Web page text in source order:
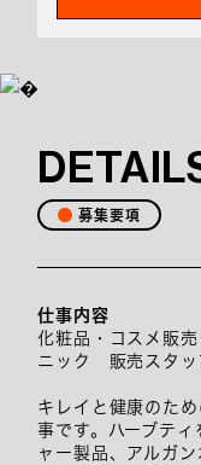
募集要項
仕事内容
化粧品・コスメ販
ニック 販売スタッ
キレイと健康のた
事です。ハーブテ
ャー製品、アルガ